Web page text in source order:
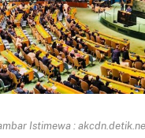
Istimewa :